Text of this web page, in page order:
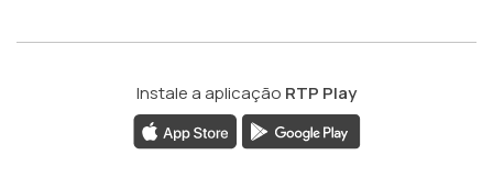
Instale a aplicação RTP Play